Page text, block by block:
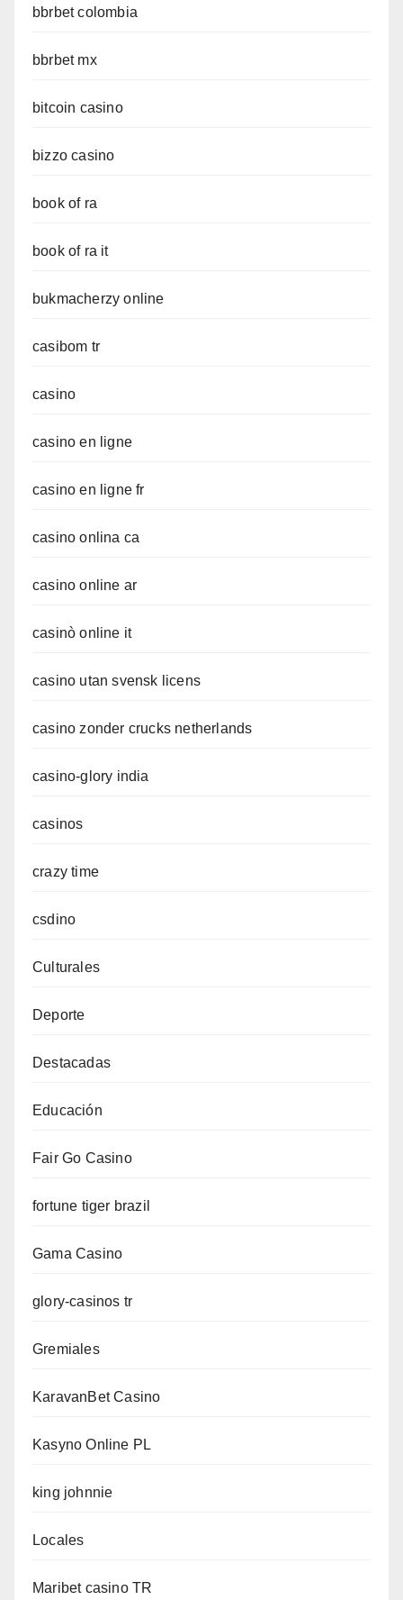
bbrbet colombia
bbrbet mx
bitcoin casino
bizzo casino
book of ra
book of ra it
bukmacherzy online
casibom tr
casino
casino en ligne
casino en ligne fr
casino onlina ca
casino online ar
casinò online it
casino utan svensk licens
casino zonder crucks netherlands
casino-glory india
casinos
crazy time
csdino
Culturales
Deporte
Destacadas
Educación
Fair Go Casino
fortune tiger brazil
Gama Casino
glory-casinos tr
Gremiales
KaravanBet Casino
Kasyno Online PL
king johnnie
Locales
Maribet casino TR